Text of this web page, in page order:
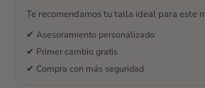
las
Te recomendamos tu talla ideal para este
✔ Asesoramiento personalizado
✔ Primer cambio gratis
✔ Compra con más seguridad